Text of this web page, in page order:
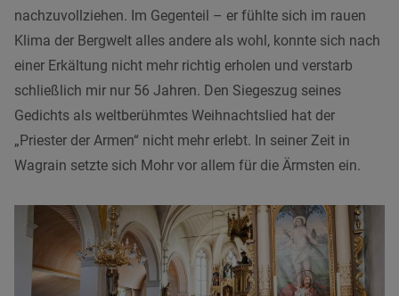
nachzuvollziehen. Im Gegenteil – er fühlte sich im rauen
Klima der Bergwelt alles andere als wohl, konnte sich nach
einer Erkältung nicht mehr richtig erholen und verstarb
schließlich mir nur 56 Jahren. Den Siegeszug seines
Gedichts als weltberühmtes Weihnachtslied hat der
„Priester der Armen“ nicht mehr erlebt. In seiner Zeit in
Wagrain setzte sich Mohr vor allem für die Ärmsten ein.